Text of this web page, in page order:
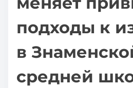
подходы к
в
средней